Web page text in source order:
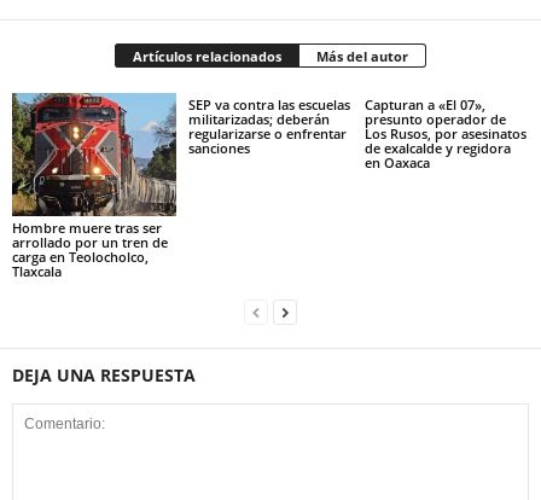
Artículos relacionados Más del autor
Hombre muere tras ser
arrollado por un tren de
carga en Teolocholco,
Tlaxcala
SEP va contra las escuelas
militarizadas; deberán
regularizarse o enfrentar
sanciones
Capturan a «El 07»,
presunto operador de
Los Rusos, por asesinatos
de exalcalde y regidora
en Oaxaca
DEJA UNA RESPUESTA